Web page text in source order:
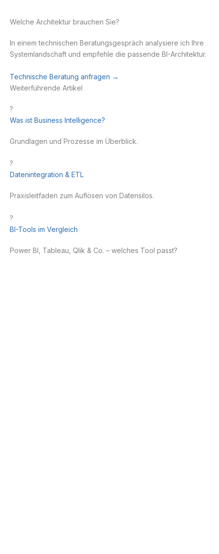
Welche Architektur brauchen Sie?
In einem technischen Beratungsgespräch analysiere ich Ihre
Systemlandschaft und empfehle die passende BI-Architektur.
Technische Beratung anfragen →
Weiterführende Artikel
?
Was ist Business Intelligence?
Grundlagen und Prozesse im Überblick.
?
Datenintegration & ETL
Praxisleitfaden zum Auflösen von Datensilos.
?️
BI-Tools im Vergleich
Power BI, Tableau, Qlik & Co. – welches Tool passt?